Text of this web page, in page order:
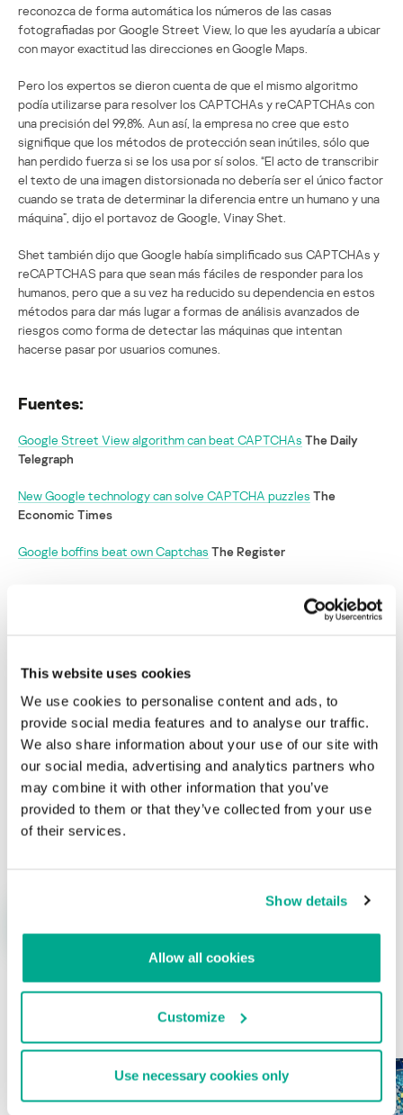
This website uses cookies
We use cookies to personalise content and ads, to
provide social media features and to analyse our traffic.
We also share information about your use of our site with
our social media, advertising and analytics partners who
may combine it with other information that you’ve
provided to them or that they’ve collected from your use
of their services.
Show details
Allow all cookies
Customize
Use necessary cookies only
reconozca de forma automática los números de las casas
fotografiadas por Google Street View, lo que les ayudaría a ubicar
con mayor exactitud las direcciones en Google Maps.
Pero los expertos se dieron cuenta de que el mismo algoritmo
podía utilizarse para resolver los CAPTCHAs y reCAPTCHAs con
una precisión del 99,8%. Aun así, la empresa no cree que esto
signifique que los métodos de protección sean inútiles, sólo que
han perdido fuerza si se los usa por sí solos. “El acto de transcribir
el texto de una imagen distorsionada no debería ser el único factor
cuando se trata de determinar la diferencia entre un humano y una
máquina”, dijo el portavoz de Google, Vinay Shet.
Shet también dijo que Google había simplificado sus CAPTCHAs y
reCAPTCHAS para que sean más fáciles de responder para los
humanos, pero que a su vez ha reducido su dependencia en estos
métodos para dar más lugar a formas de análisis avanzados de
riesgos como forma de detectar las máquinas que intentan
hacerse pasar por usuarios comunes.
Fuentes:
Google Street View algorithm can beat CAPTCHAs The Daily
Telegraph
New Google technology can solve CAPTCHA puzzles The
Economic Times
Google boffins beat own Captchas The Register
Tecnologías de Google Street View
Su dirección de correo electrónico no será publicada.
Nombre*
ÚLTIMAS PUBLICACIONES